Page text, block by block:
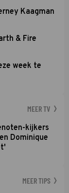
Kaagman
& Fire
week te
MEER TV
kijkers
Dominique
MEER TIPS